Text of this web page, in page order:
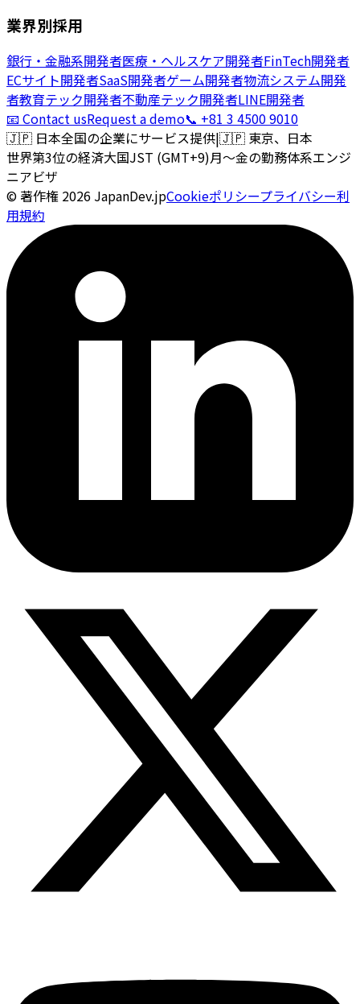
業界別採用
銀行・金融系開発者医療・ヘルスケア開発者FinTech開発者
ECサイト開発者SaaS開発者ゲーム開発者物流システム開発
者教育テック開発者不動産テック開発者LINE開発者
📧 Contact usRequest a demo📞 +81 3 4500 9010
🇯🇵 日本全国の企業にサービス提供|🇯🇵 東京、日本
世界第3位の経済大国JST (GMT+9)月〜金の勤務体系エンジ
ニアビザ
© 著作権 2026 JapanDev.jpCookieポリシープライバシー利
用規約